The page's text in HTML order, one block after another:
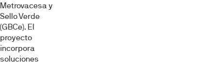
Metrovacesa y
Sello Verde
(GBCe). El
proyecto
incorpora
soluciones